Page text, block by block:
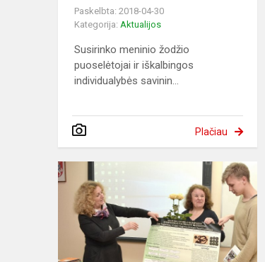
Paskelbta: 2018-04-30
Kategorija: Aktualijos
Susirinko meninio žodžio
puoselėtojai ir iškalbingos
individualybės savinin...
Plačiau